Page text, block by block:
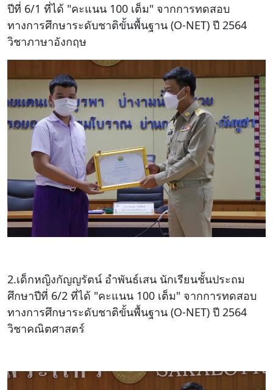
ปีที่ 6/1 ที่ได้ "คะแนน 100 เต็ม" จากการทดสอบ
ทางการศึกษาระดับชาติขั้นพื้นฐาน (O-NET) ปี 2564
วิชาภาษาอังกฤษ
2.เด็กหญิงกัญญรัตน์ อำพันธ์เสน นักเรียนชั้นประถม
ศึกษาปีที่ 6/2 ที่ได้ "คะแนน 100 เต็ม" จากการทดสอบ
ทางการศึกษาระดับชาติขั้นพื้นฐาน (O-NET) ปี 2564
วิชาคณิตศาสตร์